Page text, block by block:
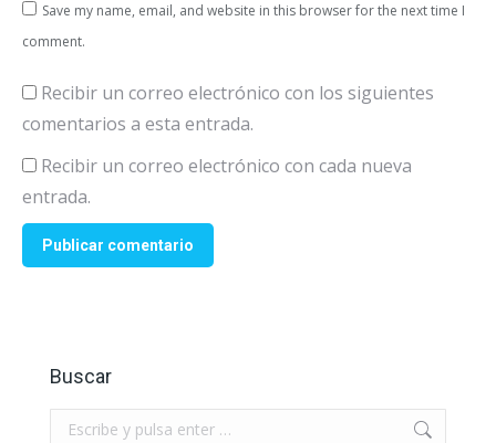
Save my name, email, and website in this browser for the next time I
comment.
Recibir un correo electrónico con los siguientes
comentarios a esta entrada.
Recibir un correo electrónico con cada nueva
entrada.
Publicar comentario
Buscar
Buscar: